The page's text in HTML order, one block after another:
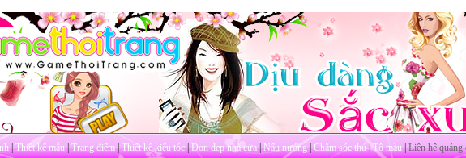
|Thiết kế mẫu|Trang điểm|Thiết kế kiểu tóc|Dọn dẹp nhà cửa|Nấu nướng|Chăm sóc thú|Tô màu|Liên hệ quảng